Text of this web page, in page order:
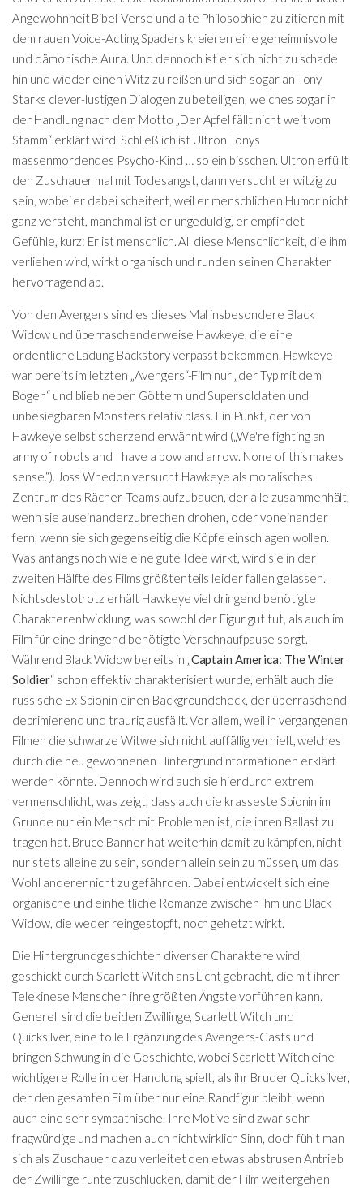
Angewohnheit Bibel-Verse und alte Philosophien zu zitieren mit
dem rauen Voice-Acting Spaders kreieren eine geheimnisvolle
und dämonische Aura. Und dennoch ist er sich nicht zu schade
hin und wieder einen Witz zu reißen und sich sogar an Tony
Starks clever-lustigen Dialogen zu beteiligen, welches sogar in
der Handlung nach dem Motto „Der Apfel fällt nicht weit vom
Stamm“ erklärt wird. Schließlich ist Ultron Tonys
massenmordendes Psycho-Kind … so ein bisschen. Ultron erfüllt
den Zuschauer mal mit Todesangst, dann versucht er witzig zu
sein, wobei er dabei scheitert, weil er menschlichen Humor nicht
ganz versteht, manchmal ist er ungeduldig, er empfindet
Gefühle, kurz: Er ist menschlich. All diese Menschlichkeit, die ihm
verliehen wird, wirkt organisch und runden seinen Charakter
hervorragend ab.
Von den Avengers sind es dieses Mal insbesondere Black
Widow und überraschenderweise Hawkeye, die eine
ordentliche Ladung Backstory verpasst bekommen. Hawkeye
war bereits im letzten „Avengers“-Film nur „der Typ mit dem
Bogen“ und blieb neben Göttern und Supersoldaten und
unbesiegbaren Monsters relativ blass. Ein Punkt, der von
Hawkeye selbst scherzend erwähnt wird („We're fighting an
army of robots and I have a bow and arrow. None of this makes
sense.“). Joss Whedon versucht Hawkeye als moralisches
Zentrum des Rächer-Teams aufzubauen, der alle zusammenhält,
wenn sie auseinanderzubrechen drohen, oder voneinander
fern, wenn sie sich gegenseitig die Köpfe einschlagen wollen.
Was anfangs noch wie eine gute Idee wirkt, wird sie in der
zweiten Hälfte des Films größtenteils leider fallen gelassen.
Nichtsdestotrotz erhält Hawkeye viel dringend benötigte
Charakterentwicklung, was sowohl der Figur gut tut, als auch im
Film für eine dringend benötigte Verschnaufpause sorgt.
Während Black Widow bereits in „ Captain America: The Winter
Soldier“ schon effektiv charakterisiert wurde, erhält auch die
russische Ex-Spionin einen Backgroundcheck, der überraschend
deprimierend und traurig ausfällt. Vor allem, weil in vergangenen
Filmen die schwarze Witwe sich nicht auffällig verhielt, welches
durch die neu gewonnenen Hintergrundinformationen erklärt
werden könnte. Dennoch wird auch sie hierdurch extrem
vermenschlicht, was zeigt, dass auch die krasseste Spionin im
Grunde nur ein Mensch mit Problemen ist, die ihren Ballast zu
tragen hat. Bruce Banner hat weiterhin damit zu kämpfen, nicht
nur stets alleine zu sein, sondern allein sein zu müssen, um das
Wohl anderer nicht zu gefährden. Dabei entwickelt sich eine
organische und einheitliche Romanze zwischen ihm und Black
Widow, die weder reingestopft, noch gehetzt wirkt.
Die Hintergrundgeschichten diverser Charaktere wird
geschickt durch Scarlett Witch ans Licht gebracht, die mit ihrer
Telekinese Menschen ihre größten Ängste vorführen kann.
Generell sind die beiden Zwillinge, Scarlett Witch und
Quicksilver, eine tolle Ergänzung des Avengers-Casts und
bringen Schwung in die Geschichte, wobei Scarlett Witch eine
wichtigere Rolle in der Handlung spielt, als ihr Bruder Quicksilver,
der den gesamten Film über nur eine Randfigur bleibt, wenn
auch eine sehr sympathische. Ihre Motive sind zwar sehr
fragwürdige und machen auch nicht wirklich Sinn, doch fühlt man
sich als Zuschauer dazu verleitet den etwas abstrusen Antrieb
der Zwillinge runterzuschlucken, damit der Film weitergehen